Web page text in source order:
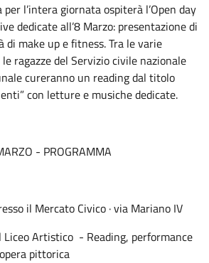
l’intera giornata ospiterà l’Open day
dedicate all’8 Marzo: presentazione di
make up e fitness. Tra le varie
ragazze del Servizio civile nazionale
cureranno un reading dal titolo
con letture e musiche dedicate.
- PROGRAMMA
il Mercato Civico · via Mariano IV
Liceo Artistico - Reading, performance
pittorica